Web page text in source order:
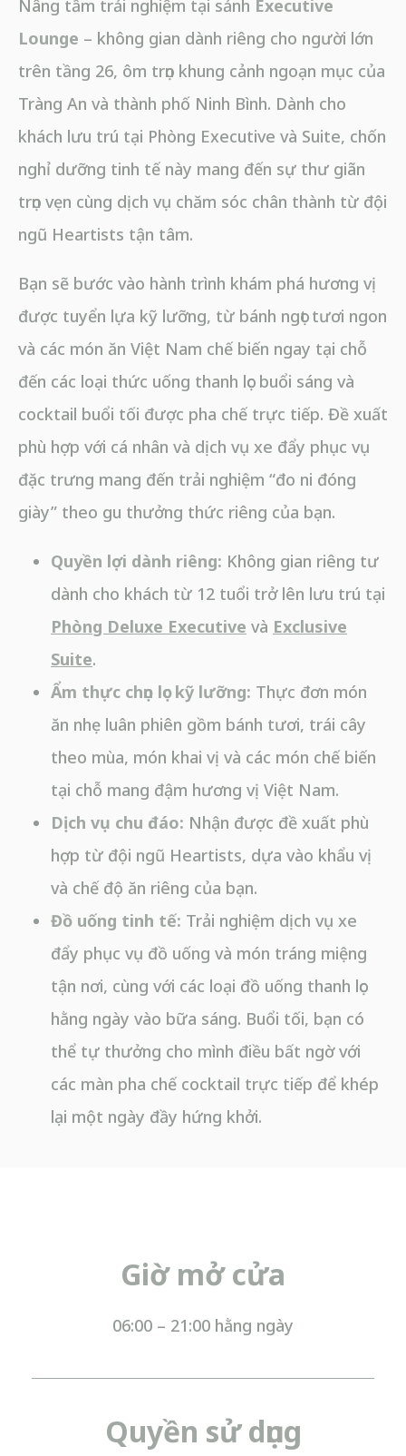
Nâng tầm trải nghiệm tại sảnh Executive
Lounge – không gian dành riêng cho người lớn
trên tầng 26, ôm trọn khung cảnh ngoạn mục của
Tràng An và thành phố Ninh Bình. Dành cho
khách lưu trú tại Phòng Executive và Suite, chốn
nghỉ dưỡng tinh tế này mang đến sự thư giãn
trọn vẹn cùng dịch vụ chăm sóc chân thành từ đội
ngũ Heartists tận tâm.
Bạn sẽ bước vào hành trình khám phá hương vị
được tuyển lựa kỹ lưỡng, từ bánh ngọt tươi ngon
và các món ăn Việt Nam chế biến ngay tại chỗ
đến các loại thức uống thanh lọc buổi sáng và
cocktail buổi tối được pha chế trực tiếp. Đề xuất
phù hợp với cá nhân và dịch vụ xe đẩy phục vụ
đặc trưng mang đến trải nghiệm “đo ni đóng
giày” theo gu thưởng thức riêng của bạn.
Quyền lợi dành riêng: Không gian riêng tư
dành cho khách từ 12 tuổi trở lên lưu trú tại
Phòng Deluxe Executive và Exclusive
Suite.
Ẩm thực chọn lọc kỹ lưỡng: Thực đơn món
ăn nhẹ luân phiên gồm bánh tươi, trái cây
theo mùa, món khai vị và các món chế biến
tại chỗ mang đậm hương vị Việt Nam.
Dịch vụ chu đáo: Nhận được đề xuất phù
hợp từ đội ngũ Heartists, dựa vào khẩu vị
và chế độ ăn riêng của bạn.
Đồ uống tinh tế: Trải nghiệm dịch vụ xe
đẩy phục vụ đồ uống và món tráng miệng
tận nơi, cùng với các loại đồ uống thanh lọc
hằng ngày vào bữa sáng. Buổi tối, bạn có
thể tự thưởng cho mình điều bất ngờ với
các màn pha chế cocktail trực tiếp để khép
lại một ngày đầy hứng khởi.
Giờ mở cửa
06:00 – 21:00 hằng ngày
Quyền sử dụng